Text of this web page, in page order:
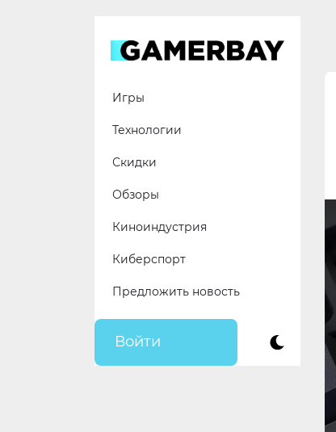
Игры
Технологии
Скидки
Обзоры
Киноиндустрия
Киберспорт
Предложить новость
Войти